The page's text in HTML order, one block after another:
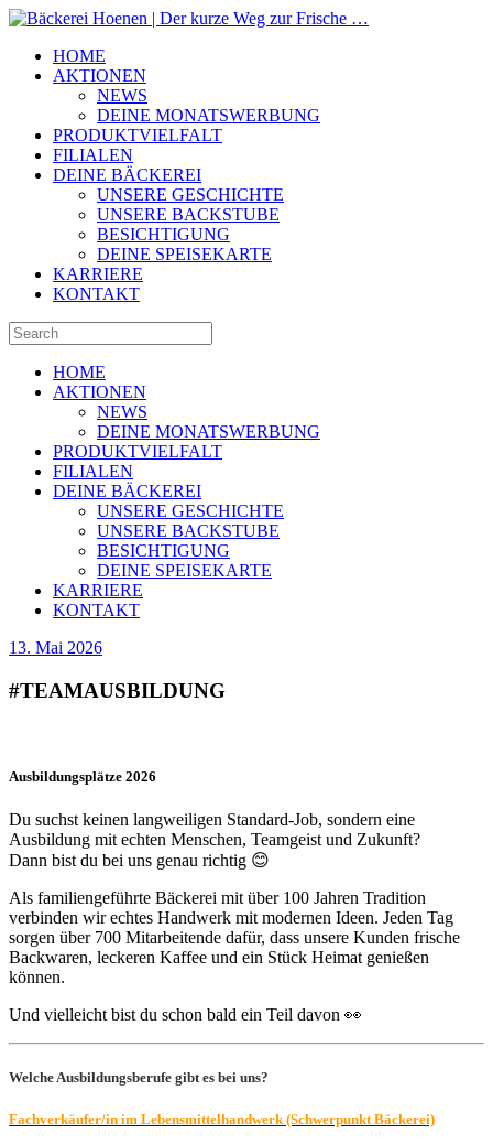
HOME
AKTIONEN
NEWS
DEINE MONATSWERBUNG
PRODUKTVIELFALT
FILIALEN
DEINE BÄCKEREI
UNSERE GESCHICHTE
UNSERE BACKSTUBE
BESICHTIGUNG
DEINE SPEISEKARTE
KARRIERE
KONTAKT
HOME
AKTIONEN
NEWS
DEINE MONATSWERBUNG
PRODUKTVIELFALT
FILIALEN
DEINE BÄCKEREI
UNSERE GESCHICHTE
UNSERE BACKSTUBE
BESICHTIGUNG
DEINE SPEISEKARTE
KARRIERE
KONTAKT
13. Mai 2026
#TEAMAUSBILDUNG
Ausbildungsplätze 2026
Du suchst keinen langweiligen Standard-Job, sondern eine
Ausbildung mit echten Menschen, Teamgeist und Zukunft?
Dann bist du bei uns genau richtig 😊
Als familiengeführte Bäckerei mit über 100 Jahren Tradition
verbinden wir echtes Handwerk mit modernen Ideen. Jeden Tag
sorgen über 700 Mitarbeitende dafür, dass unsere Kunden frische
Backwaren, leckeren Kaffee und ein Stück Heimat genießen
können.
Und vielleicht bist du schon bald ein Teil davon 👀
Welche Ausbildungsberufe gibt es bei uns?
Fachverkäufer/in im Lebensmittelhandwerk (Schwerpunkt Bäckerei)